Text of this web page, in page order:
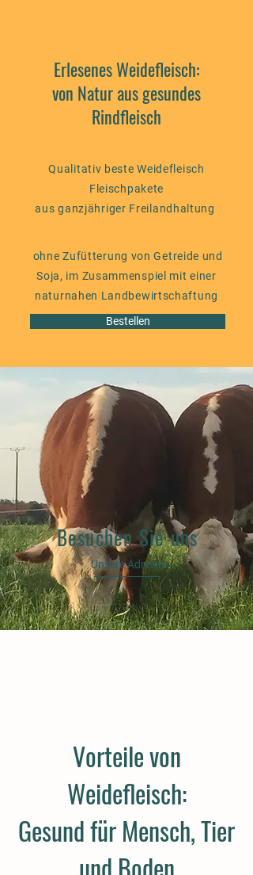
Erlesenes Weidefleisch:
von Natur aus gesundes
Rindfleisch
Qualitativ beste Weidefleisch
Fleischpakete
aus ganzjähriger Freilandhaltung
ohne Zufütterung von Getreide und
Soja, im Zusammenspiel mit einer
naturnahen Landbewirtschaftung
Bestellen
Besuchen Sie uns
Unsere Adresse
Vorteile von
Weidefleisch:
Gesund für Mensch, Tier
und Boden